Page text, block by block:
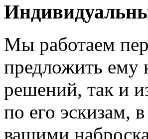
Мы работаем
предложить ему
решений, так и
по его эскизам,
вашими